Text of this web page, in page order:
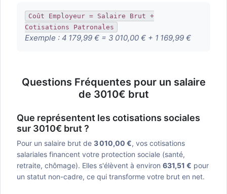
Coût Employeur = Salaire Brut +
Cotisations Patronales
Exemple : 4 179,99 € = 3 010,00 € + 1 169,99 €
Questions Fréquentes pour un salaire
de 3010€ brut
Que représentent les cotisations sociales
sur 3010€ brut ?
Pour un salaire brut de 3 010,00 €, vos cotisations
salariales financent votre protection sociale (santé,
retraite, chômage). Elles s'élèvent à environ 631,51 € pour
un statut non-cadre, ce qui transforme votre brut en net.